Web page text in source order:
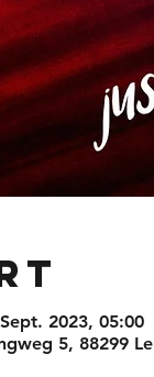
2023, 05:00
5, 88299